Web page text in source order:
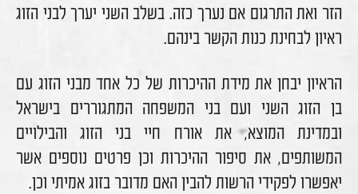
הזר ואת התרגום אם נערך כזה. בשלב השני יערך לבני הזוג
ראיון לבחינת כנות הקשר בינהם.
הראיון יבחן את מידת ההיכרות של כל אחד מבני הזוג עם
בן הזוג השני ועם בני המשפחה המתגוררים בישראל
ובמדינת המוצא, את אורח חיי בני הזוג והבילויים
המשותפים, את סיפור ההיכרות וכן פרטים נוספים אשר
יאפשרו לפקידי הרשות להבין האם מדובר בזוג אמיתי וכן.